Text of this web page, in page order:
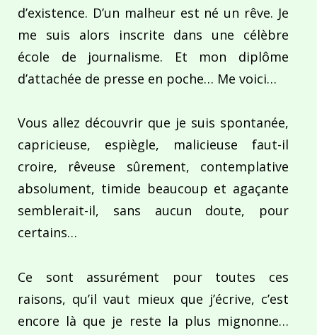
d’existence. D’un malheur est né un rêve. Je
me suis alors inscrite dans une célèbre
école de journalisme. Et mon diplôme
d’attachée de presse en poche… Me voici…
Vous allez découvrir que je suis spontanée,
capricieuse, espiègle, malicieuse faut-il
croire, rêveuse sûrement, contemplative
absolument, timide beaucoup et agaçante
semblerait-il, sans aucun doute, pour
certains…
Ce sont assurément pour toutes ces
raisons, qu’il vaut mieux que j’écrive, c’est
encore là que je reste la plus mignonne…